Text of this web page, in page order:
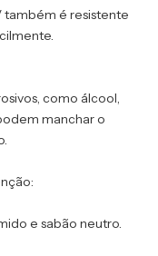
também é resistente
como álcool,
manchar o
e sabão neutro.